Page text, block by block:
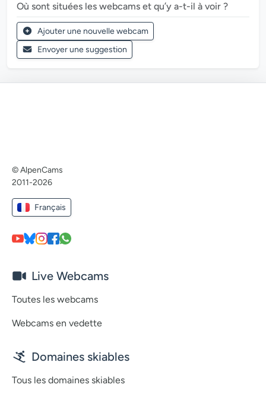
Où sont situées les webcams et qu’y a-t-il à voir ?
Ajouter une nouvelle webcam
Envoyer une suggestion
© AlpenCams
2011-2026
Français
Live Webcams
Toutes les webcams
Webcams en vedette
Domaines skiables
Tous les domaines skiables